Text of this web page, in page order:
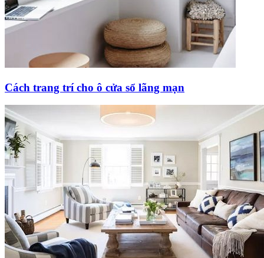
Cách trang trí cho ô cửa sổ lãng mạn